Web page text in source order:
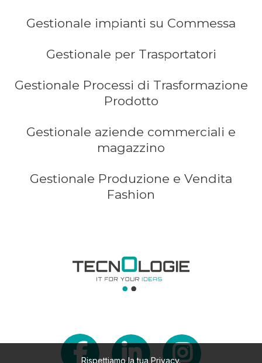
Gestionale impianti su Commessa
Gestionale per Trasportatori
Gestionale Processi di Trasformazione
Prodotto
Gestionale aziende commerciali e
magazzino
Gestionale Produzione e Vendita
Fashion
Rispettiamo la tua Privacy.